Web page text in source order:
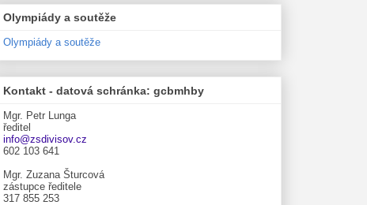
Olympiády a soutěže
Olympiády a soutěže
Kontakt - datová schránka: gcbmhby
Mgr. Petr Lunga
ředitel
info@zsdivisov.cz
602 103 641
Mgr. Zuzana Šturcová
zástupce ředitele
317 855 253